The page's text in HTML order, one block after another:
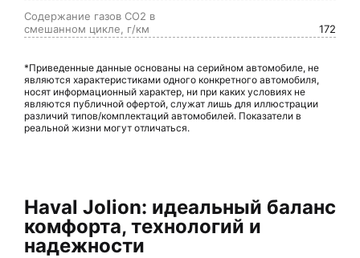
Содержание газов CO2 в
смешанном цикле, г/км
172
*Приведенные данные основаны на серийном автомобиле, не
являются характеристиками одного конкретного автомобиля,
носят информационный характер, ни при каких условиях не
являются публичной офертой, служат лишь для иллюстрации
различий типов/комплектаций автомобилей. Показатели в
реальной жизни могут отличаться.
Haval Jolion: идеальный баланс
комфорта, технологий и
надежности